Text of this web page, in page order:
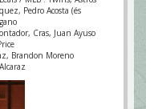
Pedro Acosta (és
Cras, Juan Ayuso
Brandon Moreno